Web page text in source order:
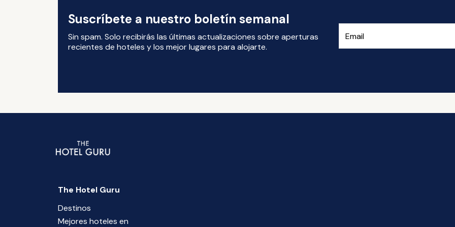
Suscríbete a nuestro boletín semanal
Sin spam. Solo recibirás las últimas actualizaciones sobre aperturas
recientes de hoteles y los mejor lugares para alojarte.
The Hotel Guru
Destinos
Mejores hoteles en